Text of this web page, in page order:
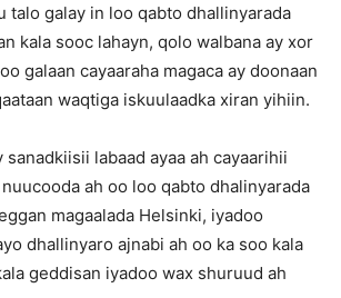
talo galay in loo qabto dhallinyarada
kala sooc lahayn, qolo walbana ay xor
galaan cayaaraha magaca ay doonaan
waqtiga iskuulaadka xiran yihiin.
sanadkiisii labaad ayaa ah cayaarihii
ah oo loo qabto dhalinyarada
magaalada Helsinki, iyadoo
dhallinyaro ajnabi ah oo ka soo kala
geddisan iyadoo wax shuruud ah